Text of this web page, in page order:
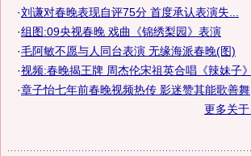
·刘谦对春晚表现自评75分 首度承认表演失...
·组图:09央视春晚 戏曲《锦绣梨园》表演
·毛阿敏不愿与人同台表演 无缘海派春晚(图)
·视频:春晚揭王牌 周杰伦宋祖英合唱《辣妹子》
·章子怡七年前春晚视频热传 影迷赞其能歌善舞
更多关于